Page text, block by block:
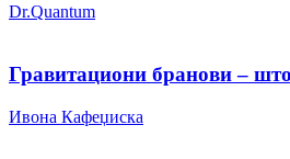
Dr.Quantum
Гравитациони бранови –
Ивона Кафеџиска